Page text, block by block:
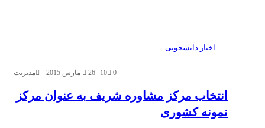
اخبار دانشجویی
مدیریت 26 مارس 2015 0
10
انتخاب مرکز مشاوره شریف به عنوان مرکز
نمونه کشوری